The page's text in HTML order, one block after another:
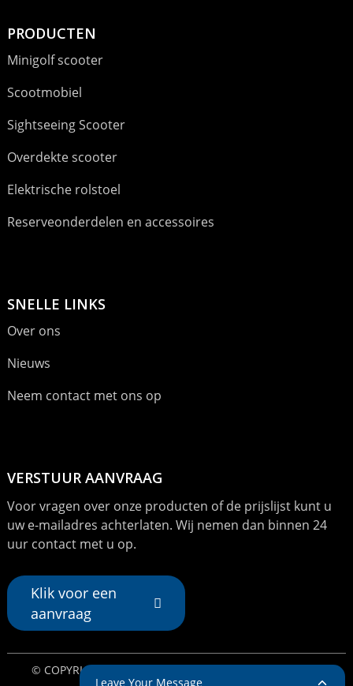
PRODUCTEN
Minigolf scooter
Scootmobiel
Sightseeing Scooter
Overdekte scooter
Elektrische rolstoel
Reserveonderdelen en accessoires
SNELLE LINKS
Over ons
Nieuws
Neem contact met ons op
VERSTUUR AANVRAAG
Voor vragen over onze producten of de prijslijst kunt u
uw e-mailadres achterlaten. Wij nemen dan binnen 24
uur contact met u op.
Klik voor een
aanvraag
© COPYRIGHT - 2024: ALLE RECHTEN VOORBEHOUDEN.
Leave Your Message